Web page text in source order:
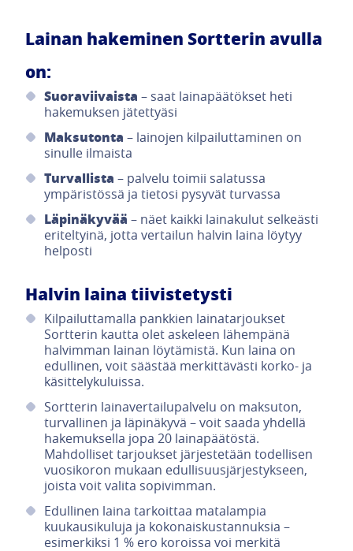
Lainan hakeminen Sortterin avulla
on:
Suoraviivaista – saat lainapäätökset heti
hakemuksen jätettyäsi
Maksutonta – lainojen kilpailuttaminen on
sinulle ilmaista
Turvallista – palvelu toimii salatussa
ympäristössä ja tietosi pysyvät turvassa
Läpinäkyvää – näet kaikki lainakulut selkeästi
eriteltyinä, jotta vertailun halvin laina löytyy
helposti
Halvin laina tiivistetysti
Kilpailuttamalla pankkien lainatarjoukset
Sortterin kautta olet askeleen lähempänä
halvimman lainan löytämistä. Kun laina on
edullinen, voit säästää merkittävästi korko- ja
käsittelykuluissa.
Sortterin lainavertailupalvelu on maksuton,
turvallinen ja läpinäkyvä – voit saada yhdellä
hakemuksella jopa 20 lainapäätöstä.
Mahdolliset tarjoukset järjestetään todellisen
vuosikoron mukaan edullisuusjärjestykseen,
joista voit valita sopivimman.
Edullinen laina tarkoittaa matalampia
kuukausikuluja ja kokonaiskustannuksia –
esimerkiksi 1 % ero koroissa voi merkitä